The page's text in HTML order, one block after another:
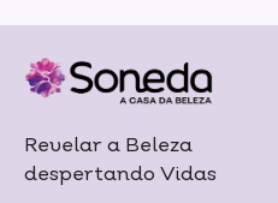
Revelar a Beleza
despertando Vidas